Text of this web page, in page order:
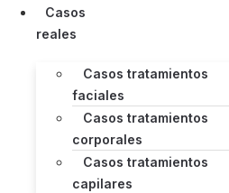
Casos
reales
Casos tratamientos
faciales
Casos tratamientos
corporales
Casos tratamientos
capilares